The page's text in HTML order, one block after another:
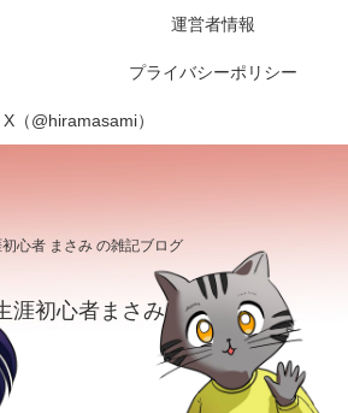
心者 まさみ の雑記ブログ
涯初心者まさみ
運営者情報
プライバシーポリシー
X（@hiramasami）